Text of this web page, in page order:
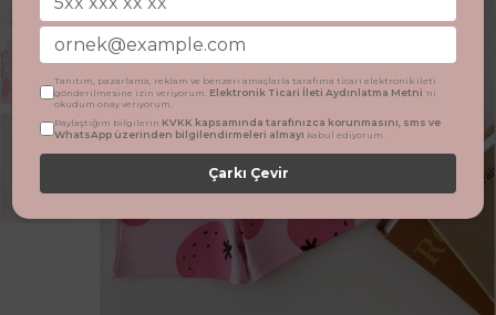
Tanıtım, pazarlama, reklam ve benzeri amaçlarla tarafıma ticari elektronik ileti
gönderilmesine izin veriyorum. Elektronik Ticari İleti Aydınlatma Metni 'ni
okudum onay veriyorum.
Paylaştığım bilgilerin KVKK kapsamında tarafınızca korunmasını, sms ve
WhatsApp üzerinden bilgilendirmeleri almayı kabul ediyorum.
Çarkı Çevir